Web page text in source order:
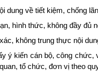
dung về tiết kiệm, chống
hình thức, không đầy đủ
không trung thực nội
ý kiến cán bộ, công
tổ chức, đơn vị theo